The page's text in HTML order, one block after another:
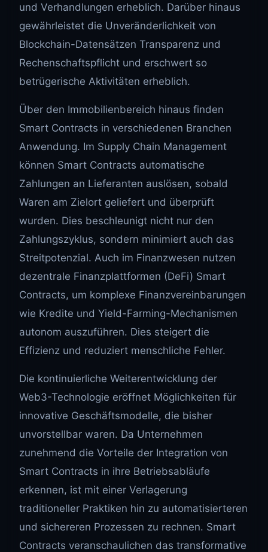
und Verhandlungen erheblich. Darüber hinaus
gewährleistet die Unveränderlichkeit von
Blockchain-Datensätzen Transparenz und
Rechenschaftspflicht und erschwert so
betrügerische Aktivitäten erheblich.
Über den Immobilienbereich hinaus finden
Smart Contracts in verschiedenen Branchen
Anwendung. Im Supply Chain Management
können Smart Contracts automatische
Zahlungen an Lieferanten auslösen, sobald
Waren am Zielort geliefert und überprüft
wurden. Dies beschleunigt nicht nur den
Zahlungszyklus, sondern minimiert auch das
Streitpotenzial. Auch im Finanzwesen nutzen
dezentrale Finanzplattformen (DeFi) Smart
Contracts, um komplexe Finanzvereinbarungen
wie Kredite und Yield-Farming-Mechanismen
autonom auszuführen. Dies steigert die
Effizienz und reduziert menschliche Fehler.
Die kontinuierliche Weiterentwicklung der
Web3-Technologie eröffnet Möglichkeiten für
innovative Geschäftsmodelle, die bisher
unvorstellbar waren. Da Unternehmen
zunehmend die Vorteile der Integration von
Smart Contracts in ihre Betriebsabläufe
erkennen, ist mit einer Verlagerung
traditioneller Praktiken hin zu automatisierteren
und sichereren Prozessen zu rechnen. Smart
Contracts veranschaulichen das transformative